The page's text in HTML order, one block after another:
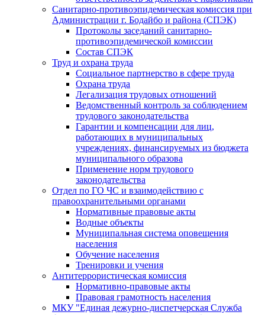
Санитарно-противоэпидемическая комиссия при
Администрации г. Бодайбо и района (СПЭК)
Протоколы заседаний санитарно-
противоэпидемической комиссии
Состав СПЭК
Труд и охрана труда
Социальное партнерство в сфере труда
Охрана труда
Легализация трудовых отношений
Ведомственный контроль за соблюдением
трудового законодательства
Гарантии и компенсации для лиц,
работающих в муниципальных
учреждениях, финансируемых из бюджета
муниципального образова
Применение норм трудового
законодательства
Отдел по ГО ЧС и взаимодействию с
правоохранительными органами
Нормативные правовые акты
Водные объекты
Муниципальная система оповещения
населения
Обучение населения
Тренировки и учения
Антитеррористическая комиссия
Нормативно-правовые акты
Правовая грамотность населения
МКУ "Единая дежурно-диспетчерская Служба